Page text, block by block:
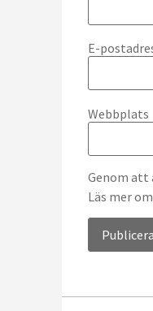
E-
Webbplats
Genom att
Läs mer